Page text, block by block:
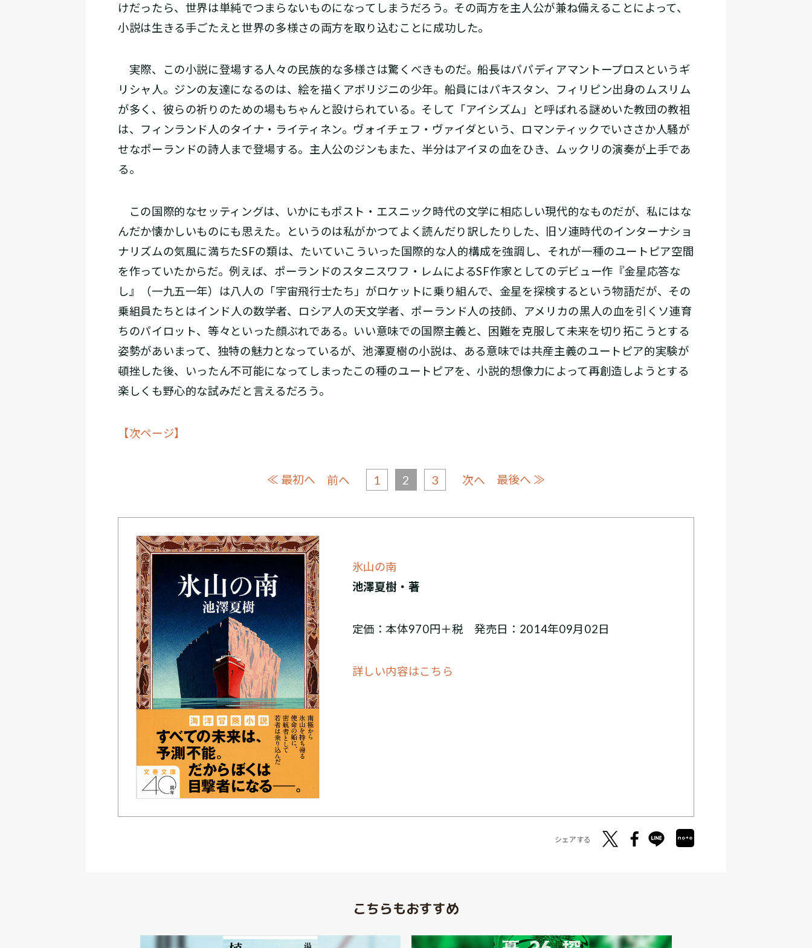
けだったら、世界は単純でつまらないものになってしまうだろう。その両方を主人公が兼ね備えることによって、
小説は生きる手ごたえと世界の多様さの両方を取り込むことに成功した。
実際、この小説に登場する人々の民族的な多様さは驚くべきものだ。船長はパパディアマントープロスというギ
リシャ人。ジンの友達になるのは、絵を描くアボリジニの少年。船員にはパキスタン、フィリピン出身のムスリム
が多く、彼らの祈りのための場もちゃんと設けられている。そして「アイシズム」と呼ばれる謎めいた教団の教祖
は、フィンランド人のタイナ・ライティネン。ヴォイチェフ・ヴァイダという、ロマンティックでいささか人騒が
せなポーランドの詩人まで登場する。主人公のジンもまた、半分はアイヌの血をひき、ムックリの演奏が上手であ
る。
この国際的なセッティングは、いかにもポスト・エスニック時代の文学に相応しい現代的なものだが、私にはな
んだか懐かしいものにも思えた。というのは私がかつてよく読んだり訳したりした、旧ソ連時代のインターナショ
ナリズムの気風に満ちたSFの類は、たいていこういった国際的な人的構成を強調し、それが一種のユートピア空間
を作っていたからだ。例えば、ポーランドのスタニスワフ・レムによるSF作家としてのデビュー作『金星応答な
し』（一九五一年）は八人の「宇宙飛行士たち」がロケットに乗り組んで、金星を探検するという物語だが、その
乗組員たちとは――インド人の数学者、ロシア人の天文学者、ポーランド人の技師、アメリカの黒人の血を引くソ連育
ちのパイロット、等々といった顔ぶれである。いい意味での国際主義と、困難を克服して未来を切り拓こうとする
姿勢があいまって、独特の魅力となっているが、池澤夏樹の小説は、ある意味では共産主義のユートピア的実験が
頓挫した後、いったん不可能になってしまったこの種のユートピアを、小説的想像力によって再創造しようとする
楽しくも野心的な試みだと言えるだろう。
【次ページ】
≪ 最初へ 前へ 1 2 3 次へ 最後へ ≫
氷山の南
池澤夏樹・著
定価：本体970円＋税 発売日：2014年09月02日
詳しい内容はこちら
シェアする
こちらもおすすめ